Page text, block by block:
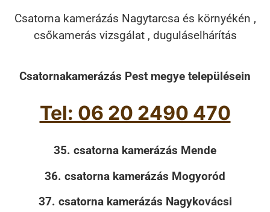
Csatorna kamerázás Nagytarcsa és környékén ,
csőkamerás vizsgálat , duguláselhárítás
Csatornakamerázás Pest megye településein
Tel: 06 20 2490 470
35. csatorna kamerázás Mende
36. csatorna kamerázás Mogyoród
37. csatorna kamerázás Nagykovácsi